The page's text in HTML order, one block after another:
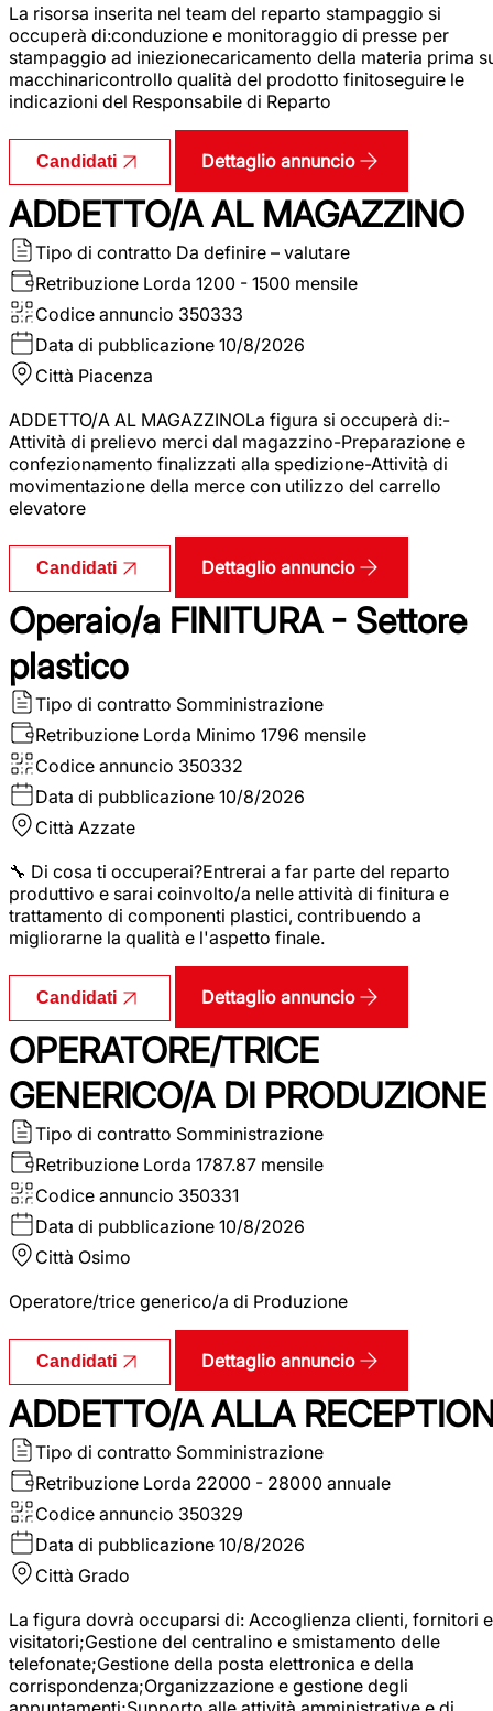
La risorsa inserita nel team del reparto stampaggio si
occuperà di:conduzione e monitoraggio di presse per
stampaggio ad iniezionecaricamento della materia prima
macchinaricontrollo qualità del prodotto finitoseguire le
indicazioni del Responsabile di Reparto
Candidati Dettaglio annuncio
ADDETTO/A AL MAGAZZINO
Tipo di contratto Da definire – valutare
Retribuzione Lorda 1200 - 1500 mensile
Codice annuncio 350333
Data di pubblicazione 10/8/2026
Città Piacenza
ADDETTO/A AL MAGAZZINOLa figura si occuperà di:-
Attività di prelievo merci dal magazzino-Preparazione e
confezionamento finalizzati alla spedizione-Attività di
movimentazione della merce con utilizzo del carrello
elevatore
Candidati Dettaglio annuncio
Operaio/a FINITURA - Settore
plastico
Tipo di contratto Somministrazione
Retribuzione Lorda Minimo 1796 mensile
Codice annuncio 350332
Data di pubblicazione 10/8/2026
Città Azzate
🔧 Di cosa ti occuperai?Entrerai a far parte del reparto
produttivo e sarai coinvolto/a nelle attività di finitura e
trattamento di componenti plastici, contribuendo a
migliorarne la qualità e l'aspetto finale.
Candidati Dettaglio annuncio
OPERATORE/TRICE
GENERICO/A DI PRODUZIONE
Tipo di contratto Somministrazione
Retribuzione Lorda 1787.87 mensile
Codice annuncio 350331
Data di pubblicazione 10/8/2026
Città Osimo
Operatore/trice generico/a di Produzione
Candidati Dettaglio annuncio
ADDETTO/A ALLA
Tipo di contratto Somministrazione
Retribuzione Lorda 22000 - 28000 annuale
Codice annuncio 350329
Data di pubblicazione 10/8/2026
Città Grado
La figura dovrà occuparsi di: Accoglienza clienti, fornitori e
visitatori;Gestione del centralino e smistamento delle
telefonate;Gestione della posta elettronica e della
corrispondenza;Organizzazione e gestione degli